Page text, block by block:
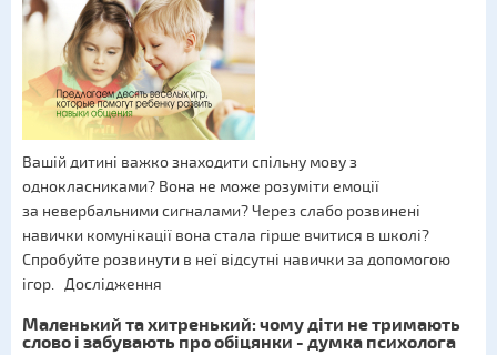
Вашій дитині важко знаходити спільну мову з
однокласниками? Вона не може розуміти емоції
за невербальними сигналами? Через слабо розвинені
навички комунікації вона стала гірше вчитися в школі?
Спробуйте розвинути в неї відсутні навички за допомогою
ігор. Дослідження
Маленький та хитренький: чому діти не тримають
слово і забувають про обіцянки - думка психолога